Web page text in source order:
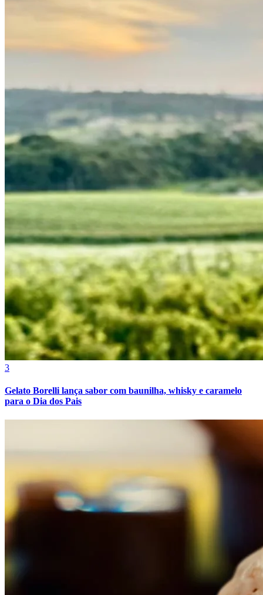
3
Gelato Borelli lança sabor com baunilha, whisky e caramelo
para o Dia dos Pais